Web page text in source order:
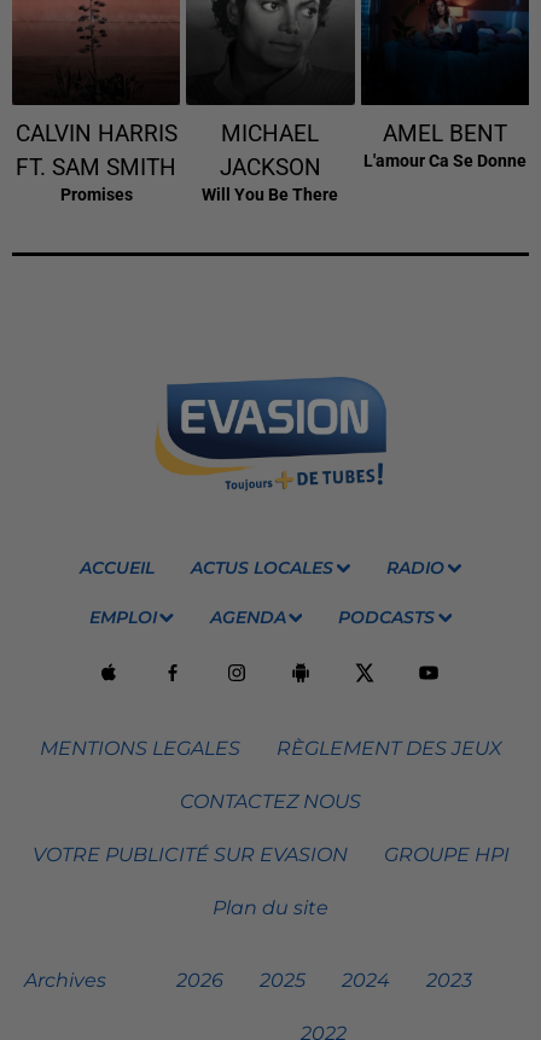
CALVIN HARRIS
FT. SAM SMITH
Promises
MICHAEL
JACKSON
Will You Be There
AMEL BENT
L'amour Ca Se Donne
ACCUEIL ACTUS LOCALES RADIO
EMPLOI AGENDA PODCASTS
MENTIONS LEGALES RÈGLEMENT DES JEUX
CONTACTEZ NOUS
VOTRE PUBLICITÉ SUR EVASION GROUPE HPI
Plan du site
Archives 2026 2025 2024 2023
2022